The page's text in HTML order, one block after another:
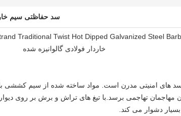
سد حفاظتی سیم
خاردار فولادی گالوانیزه شده
های امنیتی مدرن است. مواد ساخته شده از سیم کششی
مهاجمان تهاجمی برسد.با تیغ های تراش و برش بر روی
دشوار می کند.